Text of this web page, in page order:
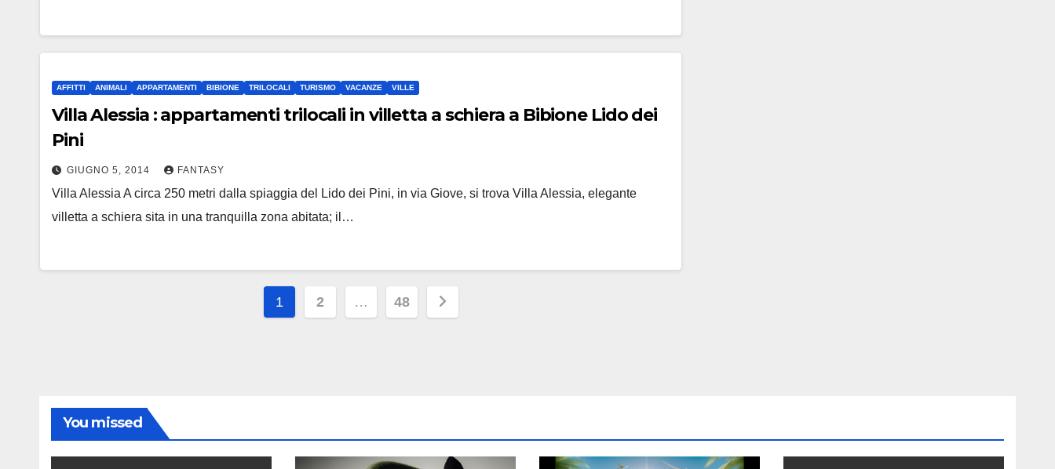
AFFITTI ANIMALI APPARTAMENTI BIBIONE TRILOCALI TURISMO VACANZE VILLE
Villa Alessia : appartamenti trilocali in villetta a schiera a Bibione Lido dei
Pini
GIUGNO 5, 2014 FANTASY
Villa Alessia A circa 250 metri dalla spiaggia del Lido dei Pini, in via Giove, si trova Villa Alessia, elegante
villetta a schiera sita in una tranquilla zona abitata; il…
Paginazione
1 2 … 48
You missed